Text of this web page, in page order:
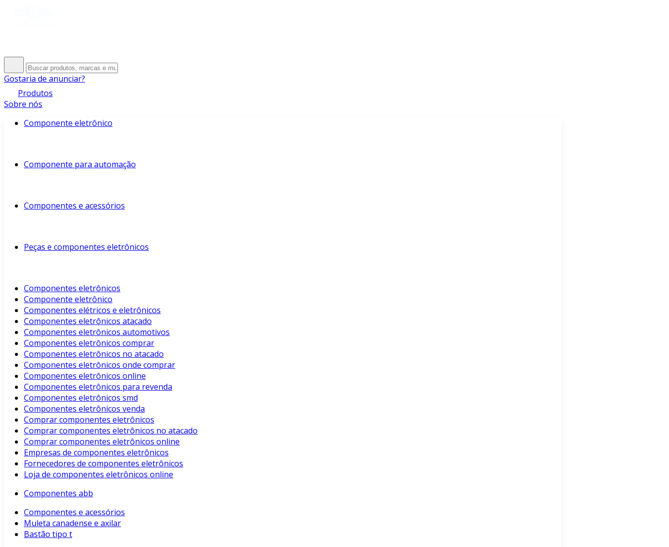
Gostaria de anunciar?
Produtos
Sobre nós
Componente eletrônico
Componente para automação
Componentes e acessórios
Peças e componentes eletrônicos
Componentes eletrônicos
Componente eletrônico
Componentes elétricos e eletrônicos
Componentes eletrônicos atacado
Componentes eletrônicos automotivos
Componentes eletrônicos comprar
Componentes eletrônicos no atacado
Componentes eletrônicos onde comprar
Componentes eletrônicos online
Componentes eletrônicos para revenda
Componentes eletrônicos smd
Componentes eletrônicos venda
Comprar componentes eletrônicos
Comprar componentes eletrônicos no atacado
Comprar componentes eletrônicos online
Empresas de componentes eletrônicos
Fornecedores de componentes eletrônicos
Loja de componentes eletrônicos online
Componentes abb
Componentes e acessórios
Muleta canadense e axilar
Bastão tipo t